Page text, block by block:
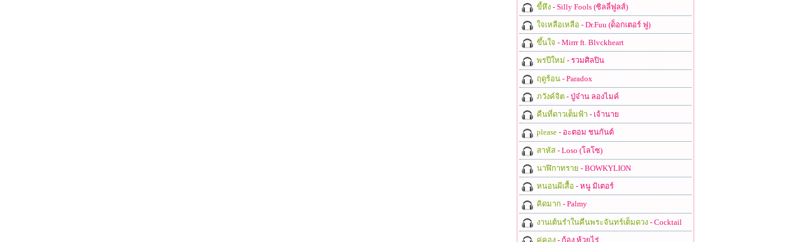
ขี้หึง- Silly Fools (ซิลลี่ฟูลส์)
ใจเหลือเหลือ - Dr.Fuu (ด็อกเตอร์ ฟู)
ขึ้นใจ - Mirrr ft. Blvckheart
พรปีใหม่ - รวมศิลปิน
ฤดูร้อน- Paradox
ภวังค์จิต- ปู่จ๋าน ลองไมค์
คืนที่ดาวเต็มฟ้า - เจ้านาย
please- อะตอม ชนกันต์
สาหัส- Loso (โลโซ)
นาฬิกาทราย - BOWKYLION
หนอนผีเสื้อ - หนู มิเตอร์
คิดมาก - Palmy
งานเต้นรำในคืนพระจันทร์เต็มดวง- Cocktail
คู่คอง- ก้อง ห้วยไร่